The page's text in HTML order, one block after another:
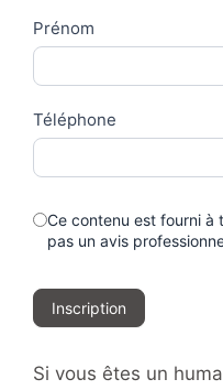
Prénom
Téléphone
Ce contenu est fourni à
pas un avis
Inscription
Si vous êtes un